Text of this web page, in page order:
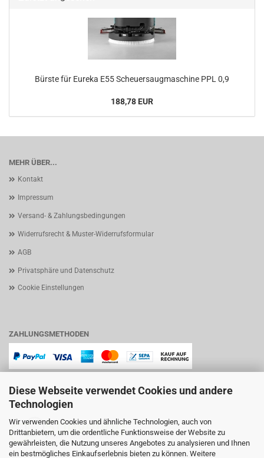
Diese Webseite verwendet Cookies und andere
Technologien
Wir verwenden Cookies und ähnliche Technologien, auch von
Drittanbietern, um die ordentliche Funktionsweise der Website zu
gewährleisten, die Nutzung unseres Angebotes zu analysieren und Ihnen
ein bestmögliches Einkaufserlebnis bieten zu können. Weitere
Bürste für Eureka E55 Scheuersaugmaschine PPL 0,9
188,78 EUR
MEHR ÜBER...
Kontakt
Impressum
Versand- & Zahlungsbedingungen
Widerrufsrecht & Muster-Widerrufsformular
AGB
Privatsphäre und Datenschutz
Cookie Einstellungen
ZAHLUNGSMETHODEN
Lindenstraße 11